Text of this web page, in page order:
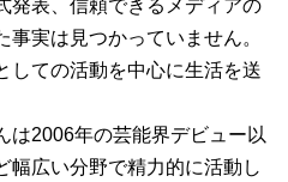
発表、信頼できるメディアの
実は見つかっていません。
しての活動を中心に生活を送
は2006年の芸能界デビュー以
幅広い分野で精力的に活動し